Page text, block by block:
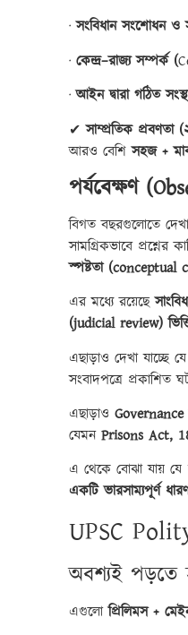
·সংবিধান সংশোধন ও
· কেন্দ্র–রাজ্য সম্পর্ক (
·আইন দ্বারা গঠিত
✔সাম্প্রতিক
আরও বেশিসহজ +
পর্যবেক্ষণ (
বিগত বছরগুলোতে
সামগ্রিকভাবে প্রশ্নের
স্পষ্টতা (conceptual
এর মধ্যে রয়েছে
(judicial review)
এছাড়াও দেখা যাচ্ছে
সংবাদপত্রে প্রকাশিত
এছাড়াও Governance
যেমন Prisons Act,
এ থেকে বোঝা যায় যে
একটি ভারসাম্যপূর্ণ
UPSC
অবশ্যই পড়তে
এগুলোপ্রিলিমস +